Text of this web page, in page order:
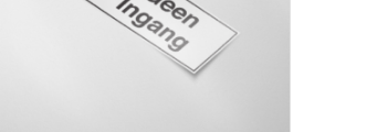
optie
kan
gekozen